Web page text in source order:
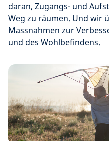
daran, Zugangs- und
Weg zu räumen. Und wir
Massnahmen zur
und des Wohlbefindens.